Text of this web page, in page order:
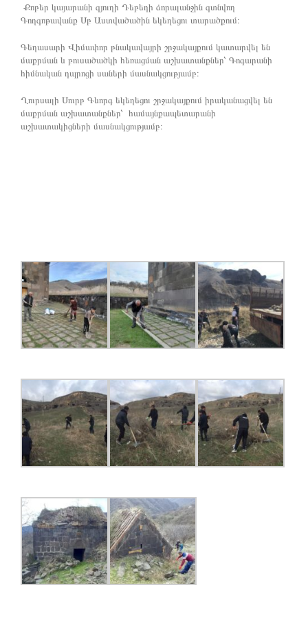
Քոբեր կայարանի գյուղի Դեբեդի ձորալանջին գտնվող
Գողգոթավանք Սբ Աստվածածին եկեղեցու տարածքում։
Գեղասարի Վիմափոր բնակավայրի շրջակայքում կատարվել են
մաքրման և բուսածածկի հեռացման աշխատանքներ՝ Գոգարանի
հիմնական դպրոցի սաների մասնակցությամբ։
Ղուրսալի Սուրբ Գևորգ եկեղեցու շրջակայքում իրականացվել են
մաքրման աշխատանքներ՝ համայնքապետարանի
աշխատակիցների մասնակցությամբ։